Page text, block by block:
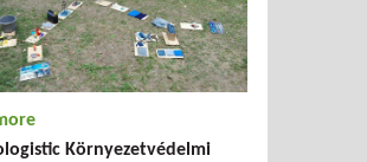
Alapítvánnyal
Környezetvédelmi